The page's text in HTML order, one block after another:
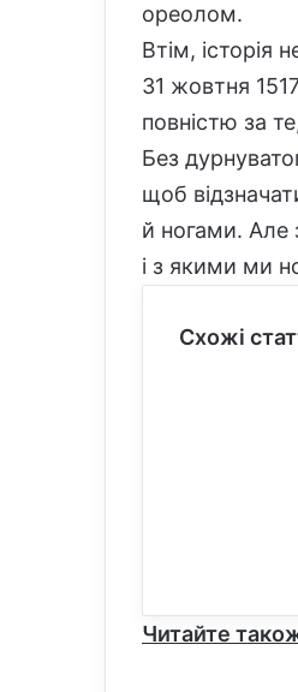
ореолом.
Втім, історія
31 жовтня
повністю за
Без
щоб
й ногами. Але
і з якими ми
Схожі
Читайте